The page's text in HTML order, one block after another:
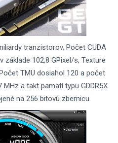
tranzistorov. Počet CUDA
základe 102,8 GPixel/s, Texture
TMU dosiahol 120 a počet
MHz a takt pamätí typu GDDR5X
na 256 bitovú zbernicu.